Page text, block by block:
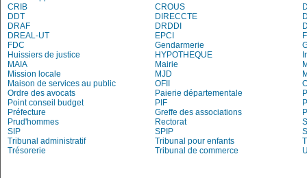
CRIB
CROUS
DDT
DIRECCTE
DRAF
DRDDI
DREAL-UT
EPCI
FDC
Gendarmerie
Huissiers de justice
HYPOTHEQUE
MAIA
Mairie
Mission locale
MJD
Maison de services au public
OFII
Ordre des avocats
Paierie départementale
Point conseil budget
PIF
Préfecture
Greffe des associations
Prud'hommes
Rectorat
SIP
SPIP
Tribunal administratif
Tribunal pour enfants
Trésorerie
Tribunal de commerce